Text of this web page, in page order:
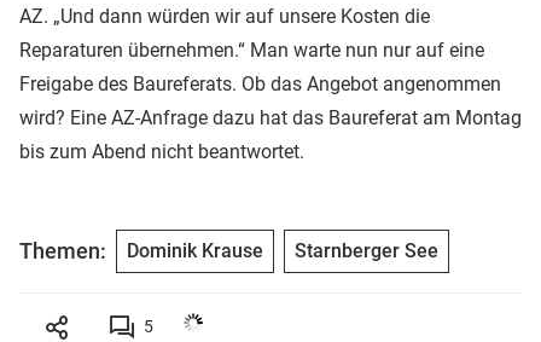
AZ. „Und dann würden wir auf unsere Kosten die
Reparaturen übernehmen.“ Man warte nun nur auf eine
Freigabe des Baureferats. Ob das Angebot angenommen
wird? Eine AZ-Anfrage dazu hat das Baureferat am Montag
bis zum Abend nicht beantwortet.
Themen: Dominik Krause Starnberger See
5